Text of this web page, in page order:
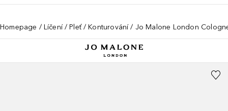
Homepage Líčení Pleť Konturování Jo Malone London